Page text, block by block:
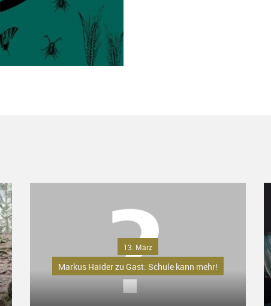
13. März
Markus Haider zu Gast: Schule kann mehr!